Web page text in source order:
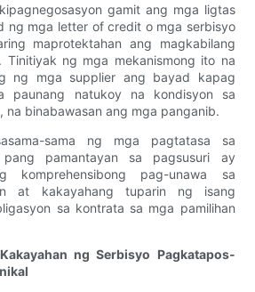
gamit ang mga ligtas
ng mga letter of credit o mga serbisyo
maprotektahan ang magkabilang
Tinitiyak ng mga mekanismong ito na
ng mga supplier ang bayad kapag
paunang natukoy na kondisyon sa
na binabawasan ang mga panganib.
sama ng mga pagtatasa sa
pamantayan sa pagsusuri ay
komprehensibong pag-unawa sa
at kakayahang tuparin ng isang
sa kontrata sa mga pamilihan
ng Serbisyo Pagkatapos-